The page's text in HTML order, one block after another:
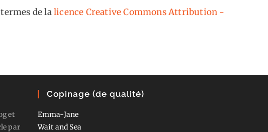
de lalicence Creative Commons Attribution -
et
par
Copinage (de qualité)
Emma-Jane
Wait and Sea